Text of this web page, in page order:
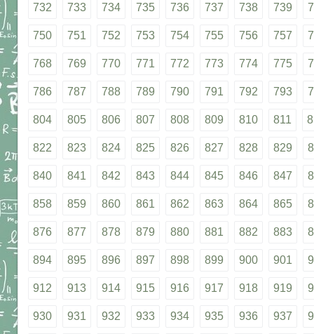
732 733 734 735 736 737 738 739
750 751 752 753 754 755 756 757
768 769 770 771 772 773 774 775
786 787 788 789 790 791 792 793
804 805 806 807 808 809 810 811
822 823 824 825 826 827 828 829
840 841 842 843 844 845 846 847
858 859 860 861 862 863 864 865
876 877 878 879 880 881 882 883
894 895 896 897 898 899 900 901
912 913 914 915 916 917 918 919
930 931 932 933 934 935 936 937